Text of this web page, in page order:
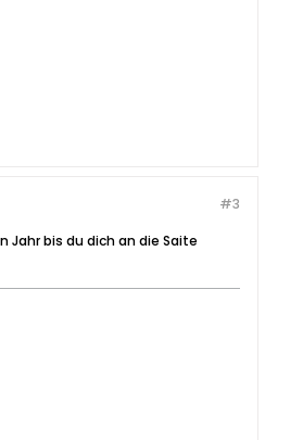
#3
Jahr bis du dich an die Saite